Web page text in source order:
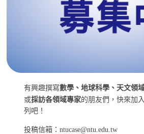
有興趣撰寫數學、地球科學、天文領
或採訪各領域專家的朋友們，快來加
列吧！
投稿信箱：ntucase@ntu.edu.tw